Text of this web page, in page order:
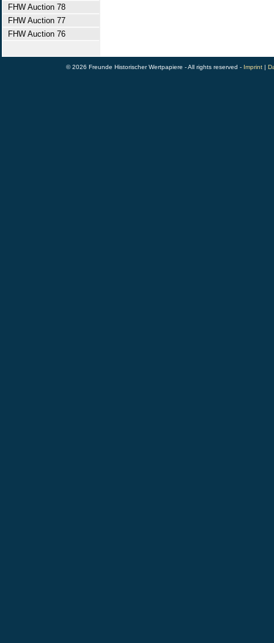
FHW Auction 78
FHW Auction 77
FHW Auction 76
© 2026 Freunde Historischer Wertpapiere - All rights reserved - Imprint |